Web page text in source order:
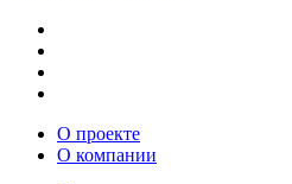
О проекте
О компании